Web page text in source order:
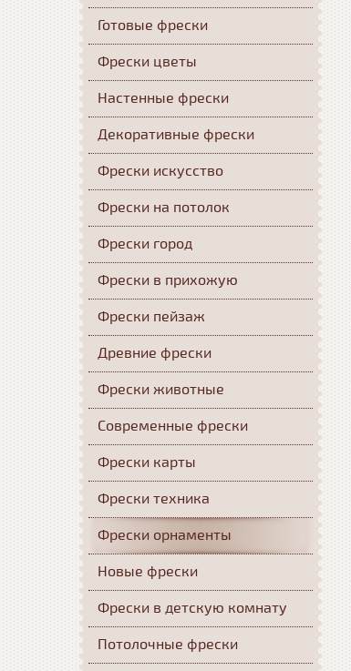
Готовые фрески
Фрески цветы
Настенные фрески
Декоративные фрески
Фрески искусство
Фрески на потолок
Фрески город
Фрески в прихожую
Фрески пейзаж
Древние фрески
Фрески животные
Современные фрески
Фрески карты
Фрески техника
Фрески орнаменты
Новые фрески
Фрески в детскую комнату
Потолочные фрески